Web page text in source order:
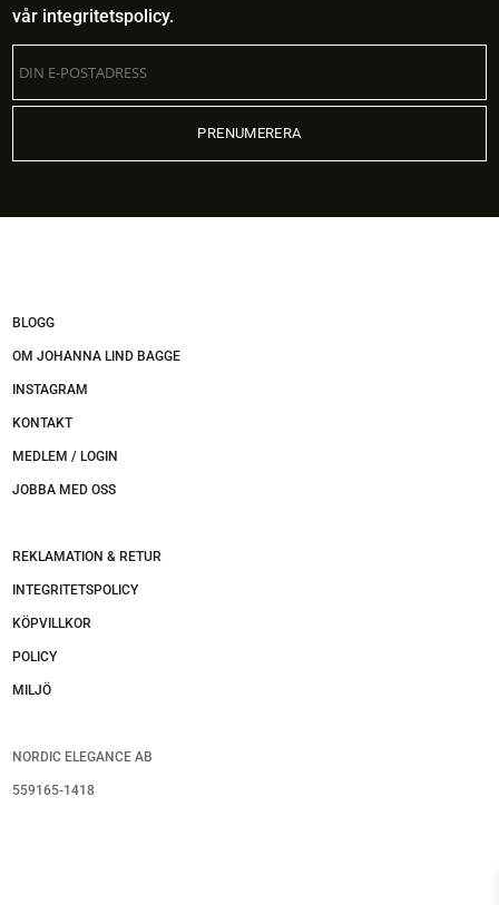
vår integritetspolicy.
BLOGG
OM JOHANNA LIND BAGGE
INSTAGRAM
KONTAKT
MEDLEM / LOGIN
JOBBA MED OSS
REKLAMATION & RETUR
INTEGRITETSPOLICY
KÖPVILLKOR
POLICY
MILJÖ
NORDIC ELEGANCE AB
559165-1418